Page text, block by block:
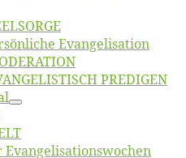
Evangelisation
PREDIGEN